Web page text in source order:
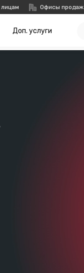
Офисы продаж
Доп. услуги